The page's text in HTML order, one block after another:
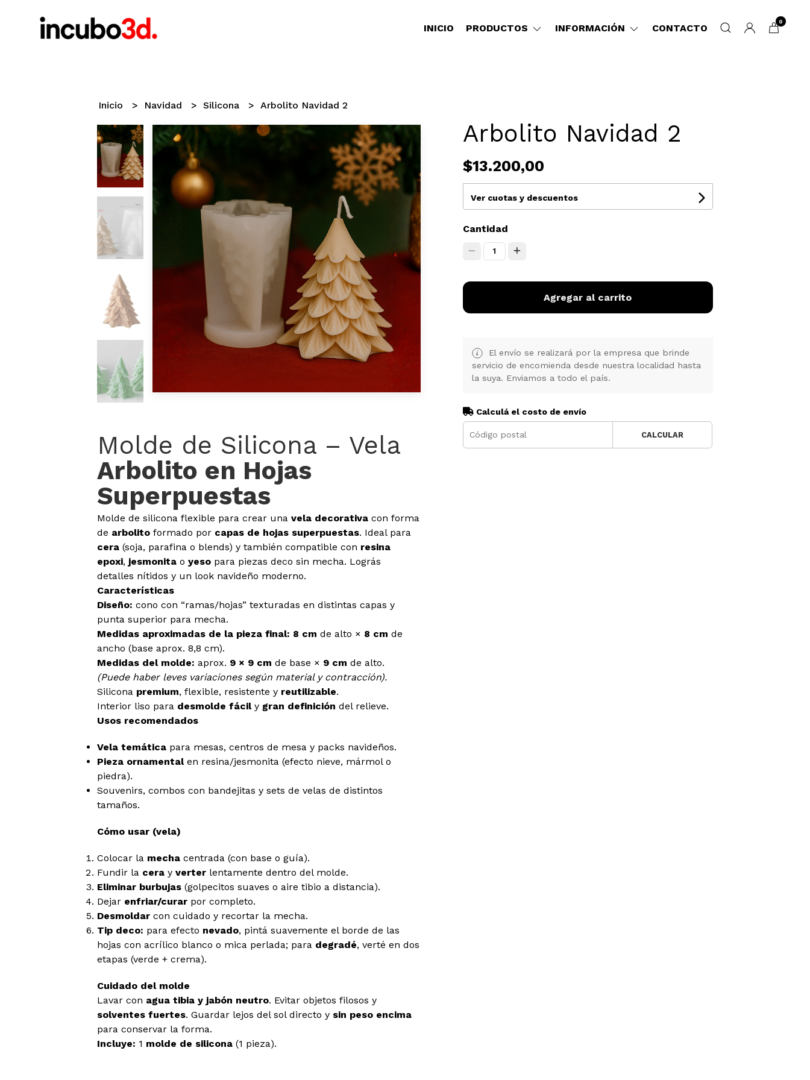
INICIO PRODUCTOS INFORMACIÓN CONTACTO
0
Inicio Navidad Silicona Arbolito Navidad 2
Molde de Silicona – Vela
Arbolito en Hojas
Superpuestas
Molde de silicona flexible para crear unavela decorativa con forma
de arbolito formado por capas de hojas superpuestas. Ideal para
cera (soja, parafina o blends) y también compatible con resina
epoxi, jesmonita oyeso para piezas deco sin mecha. Lográs
detalles nítidos y un look navideño moderno.
Características
Diseño: cono con “ramas/hojas” texturadas en distintas capas y
punta superior para mecha.
Medidas aproximadas de la pieza final: 8 cm de alto × 8 cm de
ancho (base aprox. 8,8 cm).
Medidas del molde: aprox. 9 × 9 cm de base × 9 cm de alto.
(Puede haber leves variaciones según material y contracción).
Silicona premium, flexible, resistente y reutilizable.
Interior liso para desmolde fácily gran definición del relieve.
Usos recomendados
Vela temática para mesas, centros de mesa y packs navideños.
Pieza ornamentalen resina/jesmonita (efecto nieve, mármol o
piedra).
Souvenirs, combos con bandejitas y sets de velas de distintos
tamaños.
Cómo usar (vela)
Colocar la mecha centrada (con base o guía).
Fundir la cera yverter lentamente dentro del molde.
Eliminar burbujas (golpecitos suaves o aire tibio a distancia).
Dejar enfriar/curar por completo.
Desmoldar con cuidado y recortar la mecha.
Tip deco: para efecto nevado, pintá suavemente el borde de las
hojas con acrílico blanco o mica perlada; para degradé, verté en dos
etapas (verde + crema).
Cuidado del molde
Lavar con agua tibia y jabón neutro. Evitar objetos filosos y
solventes fuertes. Guardar lejos del sol directo y sin peso encima
para conservar la forma.
Incluye: 1 molde de silicona (1 pieza).
Arbolito Navidad 2
$13.200,00
Ver cuotas y descuentos
Cantidad
1
Agregar al carrito
El envío se realizará por la empresa que brinde
servicio de encomienda desde nuestra localidad hasta
la suya. Enviamos a todo el país.
Calculá el costo de envío
CALCULAR